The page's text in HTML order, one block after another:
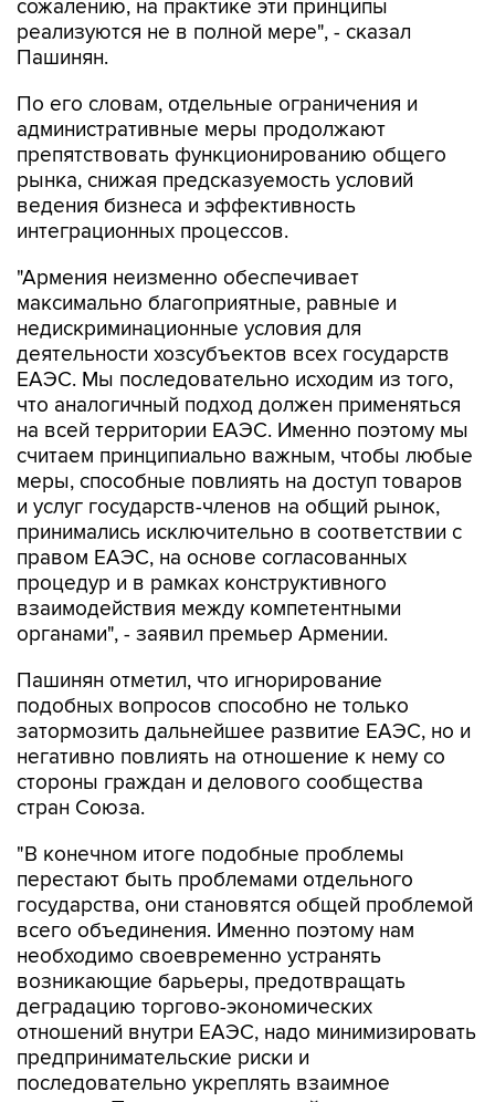
сожалению, на практике эти принципы
реализуются не в полной мере", - сказал
Пашинян.
По его словам, отдельные ограничения и
административные меры продолжают
препятствовать функционированию общего
рынка, снижая предсказуемость условий
ведения бизнеса и эффективность
интеграционных процессов.
"Армения неизменно обеспечивает
максимально благоприятные, равные и
недискриминационные условия для
деятельности хозсубъектов всех государств
ЕАЭС. Мы последовательно исходим из того,
что аналогичный подход должен применяться
на всей территории ЕАЭС. Именно поэтому мы
считаем принципиально важным, чтобы любые
меры, способные повлиять на доступ товаров
и услуг государств-членов на общий рынок,
принимались исключительно в соответствии с
правом ЕАЭС, на основе согласованных
процедур и в рамках конструктивного
взаимодействия между компетентными
органами", - заявил премьер Армении.
Пашинян отметил, что игнорирование
подобных вопросов способно не только
затормозить дальнейшее развитие ЕАЭС, но и
негативно повлиять на отношение к нему со
стороны граждан и делового сообщества
стран Союза.
"В конечном итоге подобные проблемы
перестают быть проблемами отдельного
государства, они становятся общей проблемой
всего объединения. Именно поэтому нам
необходимо своевременно устранять
возникающие барьеры, предотвращать
деградацию торгово-экономических
отношений внутри ЕАЭС, надо минимизировать
предпринимательские риски и
последовательно укреплять взаимное